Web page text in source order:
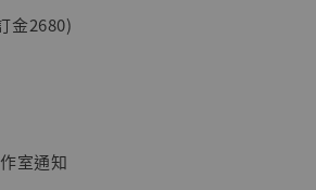
金2680)
室通知